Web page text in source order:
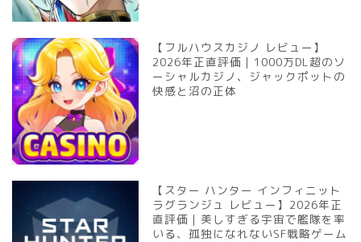
【フルハウスカジノ レビュー】
2026年正直評価｜1000万DL超のソ
ーシャルカジノ、ジャックポットの
快感と沼の正体
【スター ハンター インフィニット
ラグランジュ レビュー】2026年正
直評価｜美しすぎる宇宙で艦隊を率
いる、孤独になれないSF戦略ゲーム